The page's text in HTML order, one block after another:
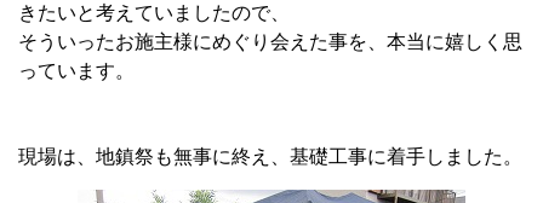
きたいと考えていましたので、
そういったお施主様にめぐり会えた事を、本当に嬉しく思
っています。
現場は、地鎮祭も無事に終え、基礎工事に着手しました。